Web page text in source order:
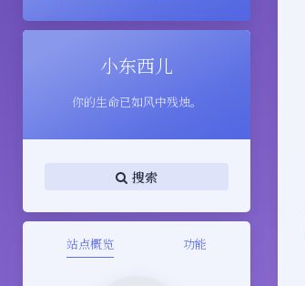
小东西儿
你的生命已如风中残烛。
搜索
站点概览 功能